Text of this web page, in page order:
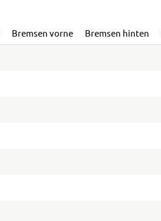
Bremsen vorne Bremsen hinten